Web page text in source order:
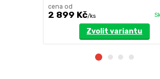
cena od
2 899 Kč/ks
Zvolit variantu